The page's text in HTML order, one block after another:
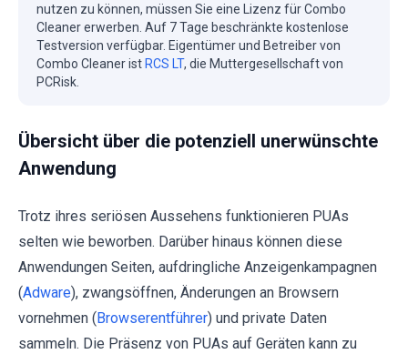
nutzen zu können, müssen Sie eine Lizenz für Combo
Cleaner erwerben. Auf 7 Tage beschränkte kostenlose
Testversion verfügbar. Eigentümer und Betreiber von
Combo Cleaner ist RCS LT, die Muttergesellschaft von
PCRisk.
Übersicht über die potenziell unerwünschte
Anwendung
Trotz ihres seriösen Aussehens funktionieren PUAs
selten wie beworben. Darüber hinaus können diese
Anwendungen Seiten, aufdringliche Anzeigenkampagnen
(Adware), zwangsöffnen, Änderungen an Browsern
vornehmen ( Browserentführer) und private Daten
sammeln. Die Präsenz von PUAs auf Geräten kann zu